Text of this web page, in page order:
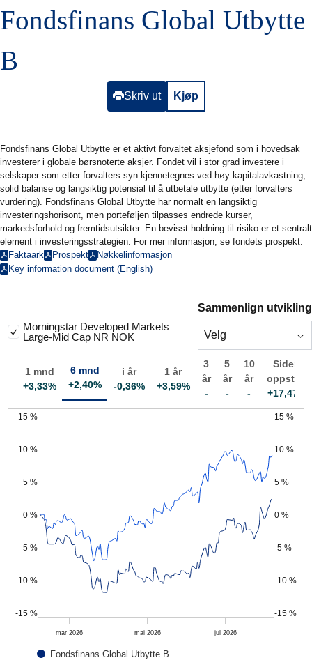
Fondsfinans Global Utbytte
B
Skriv ut Kjøp
Fondsfinans Global Utbytte er et aktivt forvaltet aksjefond som i hovedsak
investerer i globale børsnoterte aksjer. Fondet vil i stor grad investere i
selskaper som etter forvalters syn kjennetegnes ved høy kapitalavkastning,
solid balanse og langsiktig potensial til å utbetale utbytte (etter forvalters
vurdering). Fondsfinans Global Utbytte har normalt en langsiktig
investeringshorisont, men porteføljen tilpasses endrede kurser,
markedsforhold og fremtidsutsikter. En bevisst holdning til risiko er et sentralt
element i investeringsstrategien. For mer informasjon, se fondets prospekt.
Åpne i nytt vindu
Faktaark
Åpne i nytt vindu
Prospekt
Åpne i nytt vindu
Nøkkelinformasjon
Åpne i nytt vindu
Key information document (English)
Morningstar Developed Markets
Large-Mid Cap NR NOK
Sammenlign utvikling
Velg
1 mnd
+3,33%
6 mnd
+2,40%
i år
-0,36%
1 år
+3,59%
3
år
-
5
år
-
10
år
-
Siden
oppstart
+17,47%
Fondsfinans Global Utbytte B
mar 2026 mai 2026 jul 2026
-15 %
-10 %
-5 %
0 %
5 %
10 %
15 %
-15 %
-10 %
-5 %
0 %
5 %
10 %
15 %